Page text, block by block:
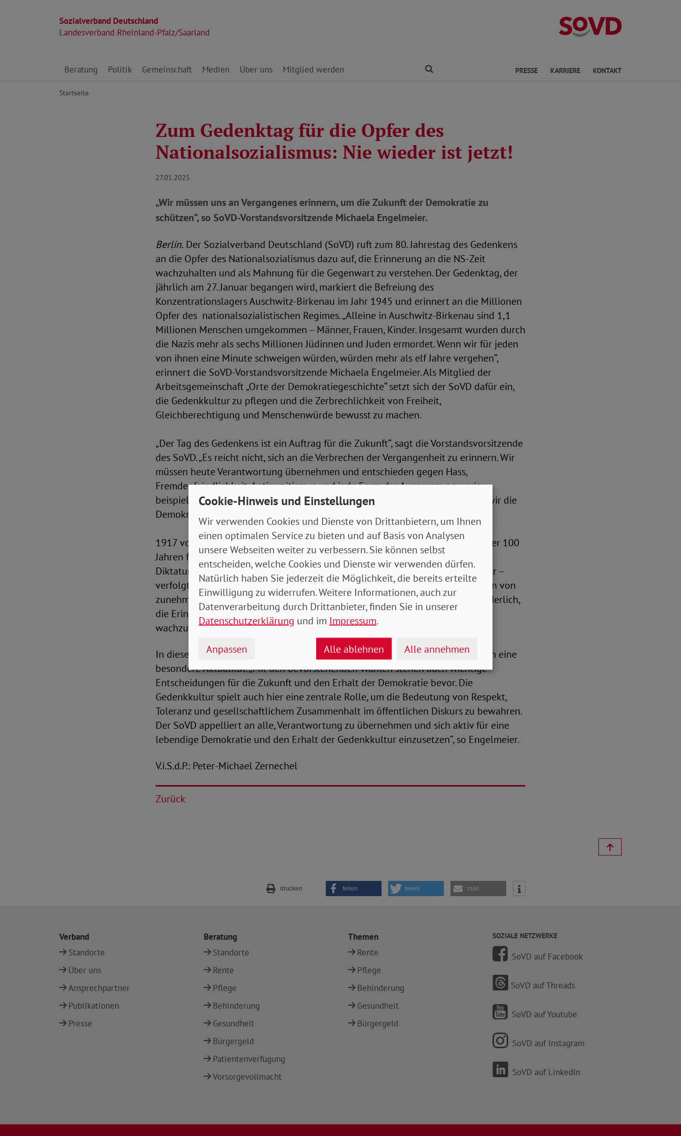
Sozialverband Deutschland
Landesverband Rheinland-Pfalz/Saarland
Landesverband
Direkt zu den Inhalten springen
Beratung Politik Gemeinschaft Medien Über uns Mitglied werden PRESSE KARRIERE KONTAKT
Startseite
Zum Gedenktag für die Opfer des
Nationalsozialismus: Nie wieder ist jetzt!
27.01.2025
„Wir müssen uns an Vergangenes erinnern, um die Zukunft der Demokratie zu
schützen“, so SoVD-Vorstandsvorsitzende Michaela Engelmeier.
Berlin. Der Sozialverband Deutschland (SoVD) ruft zum 80. Jahrestag des Gedenkens
an die Opfer des Nationalsozialismus dazu auf, die Erinnerung an die NS-Zeit
wachzuhalten und als Mahnung für die Gegenwart zu verstehen. Der Gedenktag, der
jährlich am 27. Januar begangen wird, markiert die Befreiung des
Konzentrationslagers Auschwitz-Birkenau im Jahr 1945 und erinnert an die Millionen
Opfer des nationalsozialistischen Regimes. „Alleine in Auschwitz-Birkenau sind 1,1
Millionen Menschen umgekommen – Männer, Frauen, Kinder. Insgesamt wurden durch
die Nazis mehr als sechs Millionen Jüdinnen und Juden ermordet. Wenn wir für jeden
von ihnen eine Minute schweigen würden, würden mehr als elf Jahre vergehen“,
erinnert die SoVD-Vorstandsvorsitzende Michaela Engelmeier. Als Mitglied der
Arbeitsgemeinschaft „Orte der Demokratiegeschichte“ setzt sich der SoVD dafür ein,
die Gedenkkultur zu pflegen und die Zerbrechlichkeit von Freiheit,
Gleichberechtigung und Menschenwürde bewusst zu machen.
„Der Tag des Gedenkens ist ein Auftrag für die Zukunft“, sagt die Vorstandsvorsitzende
des SoVD. „Es reicht nicht, sich an die Verbrechen der Vergangenheit zu erinnern. Wir
müssen heute Verantwortung übernehmen und entschieden gegen Hass,
Fremdenfeindlichkeit, Antisemitismus und jede Form der Ausgrenzung – wie
beispielsweise von Menschen mit Behinderungen – vorgehen. Nur so können wir die
Demokratie stärken!“
1917 von Kriegsopfern als „Reichsbund“ gegründet, setzt sich der SoVD seit über 100
Jahren für Demokratie, Freiheit und soziale Gerechtigkeit ein. Während der NS-
Diktatur wurden auch Verbandsmitglieder – darunter der Gründer Erich Kuttner –
verfolgt, inhaftiert und ermordet.Michaela Engelmeier mahnt: „Gerade in Zeiten von
zunehmender Polarisierung, Desinformationen und Hass ist es zwingend erforderlich,
die Erinnerungen an die schrecklichen Gräueltaten der Nationalsozialisten
wachzuhalten.“
In diesem Jahr erhält der Gedenktag aus Sicht der SoVD-Vorstandsvorsitzenden eine
besondere Aktualität. „Mit den bevorstehenden Wahlen stehen auch wichtige
Entscheidungen für die Zukunft und den Erhalt der Demokratie bevor. Die
Gedenkkultur spielt auch hier eine zentrale Rolle, um die Bedeutung von Respekt,
Toleranz und gesellschaftlichem Zusammenhalt im öffentlichen Diskurs zu bewahren.
Der SoVD appelliert an alle, Verantwortung zu übernehmen und sich aktiv für eine
lebendige Demokratie und den Erhalt der Gedenkkultur einzusetzen“, so Engelmeier.
V.i.S.d.P.: Peter-Michael Zernechel
Zurück
drucken teilen tweet mail
Verband
Standorte
Über uns
Ansprechpartner
Publikationen
Presse
Beratung
Standorte
Rente
Pflege
Behinderung
Gesundheit
Bürgergeld
Patientenverfügung
Vorsorgevollmacht
Themen
Rente
Pflege
Behinderung
Gesundheit
Bürgergeld
SOZIALE NETZWERKE
SoVD auf Facebook
SoVD auf Threads
SoVD auf Youtube
SoVD auf Instagram
SoVD auf LinkedIn
Cookie-Hinweis und Einstellungen
Wir verwenden Cookies und Dienste von Drittanbietern, um Ihnen
einen optimalen Service zu bieten und auf Basis von Analysen
unsere Webseiten weiter zu verbessern. Sie können selbst
entscheiden, welche Cookies und Dienste wir verwenden dürfen.
Natürlich haben Sie jederzeit die Möglichkeit, die bereits erteilte
Einwilligung zu widerrufen. Weitere Informationen, auch zur
Datenverarbeitung durch Drittanbieter, finden Sie in unserer
Datenschutzerklärung und im Impressum.
Anpassen Alle ablehnen Alle annehmen